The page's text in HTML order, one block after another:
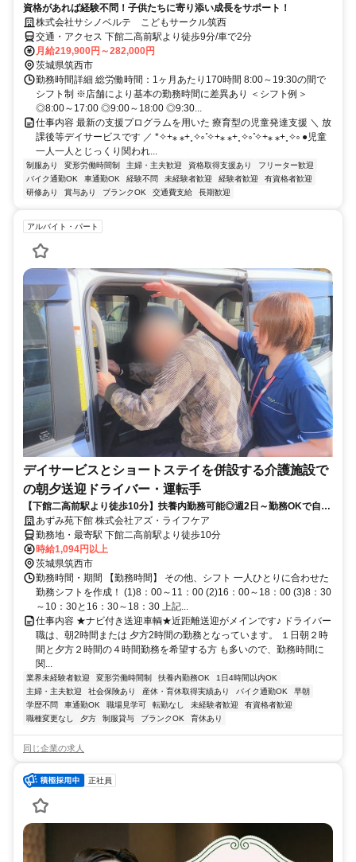
資格があれば経験不問！子供たちに寄り添い成長をサポート！
株式会社サシノベルテ こどもサークル筑西
交通・アクセス 下館二高前駅より徒歩9分/車で2分
月給219,900円～282,000円
茨城県筑西市
勤務時間詳細 総労働時間：1ヶ月あたり170時間 8:00～19:30の間で
シフト制 ※店舗により基本の勤務時間に差異あり ＜シフト例＞
◎8:00～17:00 ◎9:00～18:00 ◎9:30...
仕事内容 最新の支援プログラムを用いた 療育型の児童発達支援 ＼ 放
課後等デイサービスです ／ *✧+⁎ ⁎+˳✧༚ ̊✧+⁎ ⁎+˳✧༚ ̊✧+⁎ ⁎+˳✧༚ ●児童
一人一人とじっくり関われ...
制服あり 変形労働時間制 主婦・主夫歓迎 資格取得支援あり
フリーター歓迎
バイク通勤OK
車通勤OK 経験不問 未経験者歓迎 経験者歓迎
有資格者歓迎
研修あり
賞与あり ブランクOK 交通費支給 長期歓迎
アルバイト・パート
デイサービスとショートステイを併設する介護施設で
の朝夕送迎ドライバー・運転手
【下館二高前駅より徒歩10分】扶養内勤務可能◎週2日～勤務OKで自分
にあった働き方ができます♪
あずみ苑下館 株式会社アズ・ライフケア
勤務地・最寄駅 下館二高前駅より徒歩10分
時給1,094円以上
茨城県筑西市
勤務時間・期間 【勤務時間】 その他、シフト 一人ひとりに合わせた
勤務シフトを作成！ (1)8：00～11：00 (2)16：00～18：00 (3)8：30
～10：30と16：30～18：30 上記...
仕事内容 ★ナビ付き送迎車輌★近距離送迎がメインです♪ ドライバー
職は、朝2時間または 夕方2時間の勤務となっています。 １日朝２時
間と夕方２時間の４時間勤務を希望する方 も多いので、勤務時間に
関...
業界未経験者歓迎 変形労働時間制 扶養内勤務OK
1日4時間以内OK
主婦・主夫歓迎
社会保険あり 産休・育休取得実績あり バイク通勤OK
早朝
学歴不問
車通勤OK 職場見学可 転勤なし 未経験者歓迎
有資格者歓迎
職種変更なし
夕方 制服貸与 ブランクOK 育休あり
同じ企業の求人
正社員